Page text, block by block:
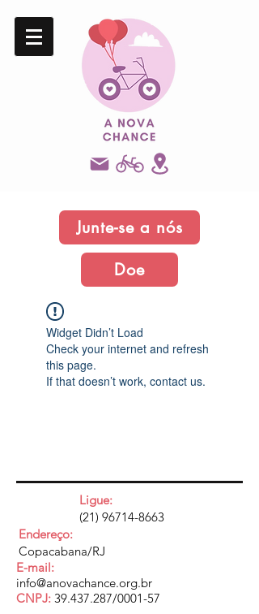
Junte-se a nós
Doe
Widget Didn’t Load
Check your internet and refresh
this page.
If that doesn’t work, contact us.
Ligue:
(21) 96714-8663
Endereço:
Copacabana/RJ
E-mail:
info@anovachance.org.br
CNPJ: 39.437.287/0001-57